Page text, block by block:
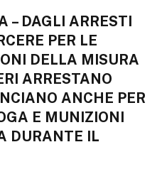
– DAGLI ARRESTI
PER LE
DELLA MISURA
ARRESTANO
ANCHE PER
E MUNIZIONI
DURANTE IL